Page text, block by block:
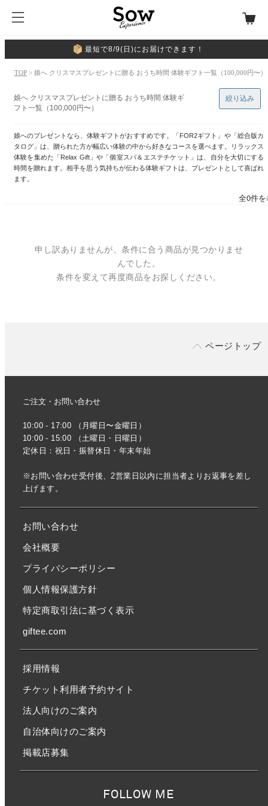
最短で8/9(日)にお届けできます！
TOP > 娘へ クリスマスプレゼントに贈る おうち時間 体験ギフト一覧（100,000円〜）
娘へ クリスマスプレゼントに贈る おうち時間 体験ギ
フト一覧（100,000円〜）
娘へのプレゼントなら、体験ギフトがおすすめです。「FOR2ギフト」や「総合版カ
タログ」は、贈られた方が幅広い体験の中から好きなコースを選べます。リラックス
体験を集めた「Relax Gift」や「個室スパ＆エステチケット」は、自分を大切にする
時間を贈れます。相手を思う気持ちが伝わる体験ギフトは、プレゼントとして喜ばれ
ます。
絞り込み
全0件
申し訳ありませんが、条件に合う商品が見つかりませ
んでした。
条件を変えて再度商品をお探しください。
ページトップ
ご注文・お問い合わせ
10:00 - 17:00 （月曜日〜金曜日）
10:00 - 15:00 （土曜日・日曜日）
定休日：祝日・振替休日・年末年始
※お問い合わせ受付後、2営業日以内に担当者よりお返事を差し
上げます。
お問い合わせ
会社概要
プライバシーポリシー
個人情報保護方針
特定商取引法に基づく表示
giftee.com
採用情報
チケット利用者予約サイト
法人向けのご案内
自治体向けのご案内
掲載店募集
FOLLOW ME